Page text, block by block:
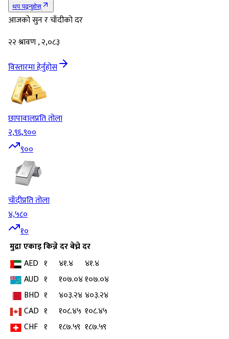
थप पढ्नुहोस्
आजको सुन र चाँदीको दर
२२ श्रावण , २,०८३
विस्तारमा हेर्नुहोस
छापावालप्रति तोला
२,९६,९००
९००
चाँदीप्रति तोला
४,५८०
१०
मुद्राएकाइकिन्ने दरबेच्ने दर
AED १ ४१.४
४१.४
AUD १ १०७.०४१०७.०४
BHD १ ४०३.२४ ४०३.२४
CAD १ १०८.४५ १०८.४५
CHF १ १८७.५९ १८७.५९